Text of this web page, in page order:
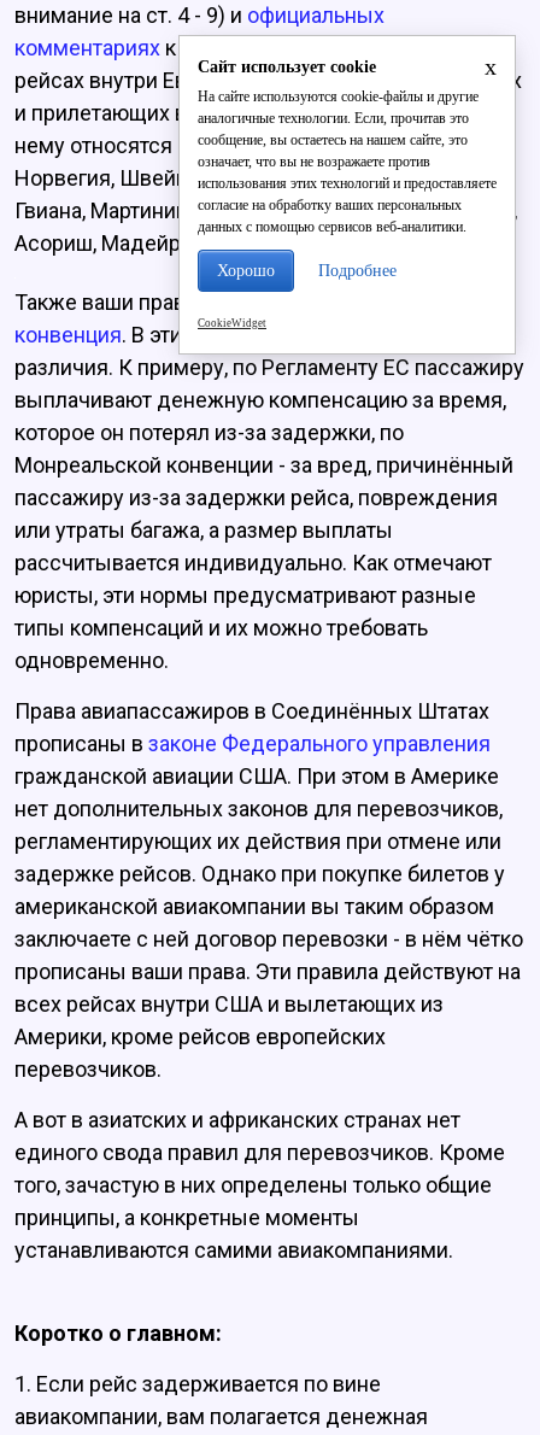
внимание на ст. 4 - 9) и официальных
комментариях к нему. Они действуют на всех
рейсах внутри Евросоюза, а также на вылетающих
и прилетающих в Евросоюз. В данном случае к
нему относятся 28 стран ЕС, а также Исландия,
Норвегия, Швейцария, Гваделупа, Французская
Гвиана, Мартиника, Реюньон, Майотта, Сен-Мартен,
Асориш, Мадейра и Канарские острова.
Также ваши права регламентирует
конвенция. В этих документах есть небольшие
различия. К примеру, по Регламенту ЕС пассажиру
выплачивают денежную компенсацию за время,
которое он потерял из-за задержки, по
Монреальской конвенции - за вред, причинённый
пассажиру из-за задержки рейса, повреждения
или утраты багажа, а размер выплаты
рассчитывается индивидуально. Как отмечают
юристы, эти нормы предусматривают разные
типы компенсаций и их можно требовать
одновременно.
Права авиапассажиров в Соединённых Штатах
прописаны в законе Федерального управления
гражданской авиации США. При этом в Америке
нет дополнительных законов для перевозчиков,
регламентирующих их действия при отмене или
задержке рейсов. Однако при покупке билетов у
американской авиакомпании вы таким образом
заключаете с ней договор перевозки - в нём чётко
прописаны ваши права. Эти правила действуют на
всех рейсах внутри США и вылетающих из
Америки, кроме рейсов европейских
перевозчиков.
А вот в азиатских и африканских странах нет
единого свода правил для перевозчиков. Кроме
того, зачастую в них определены только общие
принципы, а конкретные моменты
устанавливаются самими авиакомпаниями.
Коротко о главном:
1. Если рейс задерживается по вине
авиакомпании, вам полагается денежная
x
Сайт использует cookie
На сайте используются cookie-файлы и другие
аналогичные технологии. Если, прочитав это
сообщение, вы остаетесь на нашем сайте, это
означает, что вы не возражаете против
использования этих технологий и предоставляете
согласие на обработку ваших персональных
данных с помощью сервисов веб-аналитики.
Хорошо Подробнее
CookieWidget